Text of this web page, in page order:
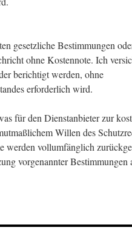
gesetzliche Bestimmungen
ohne Kostennote. Ich
berichtigt werden, ohne
erforderlich wird.
für den Dienstanbieter zur
Willen des
werden vollumfänglich
vorgenannter Bestimmungen